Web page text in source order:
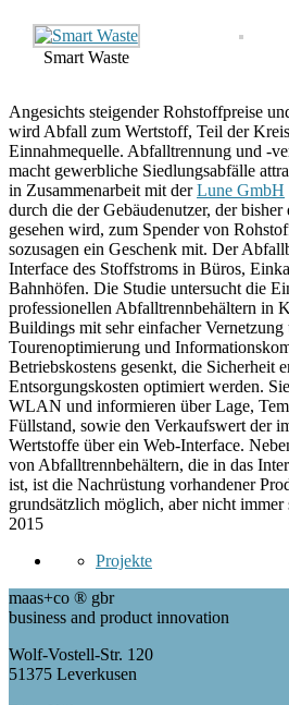
Smart Waste
Angesichts steigender Rohstoffpreise
wird Abfall zum Wertstoff, Teil der
Einnahmequelle. Abfalltrennung und -
macht gewerbliche Siedlungsabfälle
in Zusammenarbeit mit derLune GmbH
durch die der Gebäudenutzer, der bisher
gesehen wird, zum Spender von
sozusagen ein Geschenk mit. Der
Interface des Stoffstroms in Büros,
Bahnhöfen. Die Studie untersucht die
professionellen Abfalltrennbehältern in
Buildings mit sehr einfacher
Tourenoptimierung und
Betriebskostens gesenkt, die Sicherheit
Entsorgungskosten optimiert werden.
WLAN und informieren über Lage,
Füllstand, sowie den Verkaufswert der
Wertstoffe über ein Web-Interface.
von Abfalltrennbehältern, die in das
ist, ist die Nachrüstung vorhandener
grundsätzlich möglich, aber nicht immer
2015
Projekte
maas+co ® gbr
business and product innovation
Wolf-Vostell-Str. 120
51375 Leverkusen